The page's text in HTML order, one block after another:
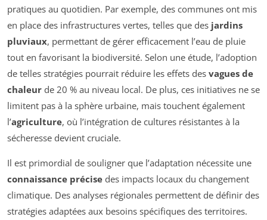
pratiques au quotidien. Par exemple, des communes ont mis
en place des infrastructures vertes, telles que des jardins
pluviaux, permettant de gérer efficacement l’eau de pluie
tout en favorisant la biodiversité. Selon une étude, l’adoption
de telles stratégies pourrait réduire les effets des vagues de
chaleur de 20 % au niveau local. De plus, ces initiatives ne se
limitent pas à la sphère urbaine, mais touchent également
l’agriculture, où l’intégration de cultures résistantes à la
sécheresse devient cruciale.
Il est primordial de souligner que l’adaptation nécessite une
connaissance précise des impacts locaux du changement
climatique. Des analyses régionales permettent de définir des
stratégies adaptées aux besoins spécifiques des territoires.